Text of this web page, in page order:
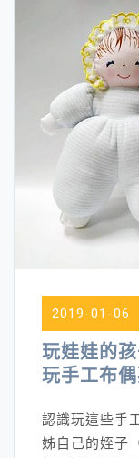
2019-01-06
玩娃娃的
玩手工布偶
認識玩這些手
姊自己的姪子